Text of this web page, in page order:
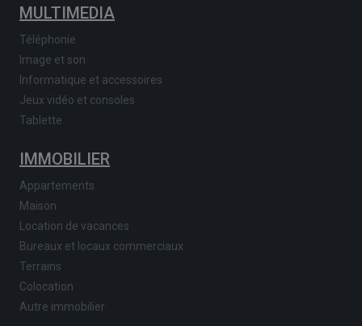
MULTIMEDIA
Téléphonie
Image et son
Informatique et accessoires
Jeux vidéo et consoles
Tablette
IMMOBILIER
Appartements
Maison
Location de vacances
Bureaux et locaux commerciaux
Terrains
Colocation
Autre immobilier